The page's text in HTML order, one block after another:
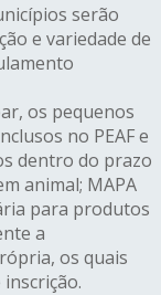
serão
e variedade de
os pequenos
no PEAF e
dentro do prazo
animal; MAPA
para produtos
a
os quais